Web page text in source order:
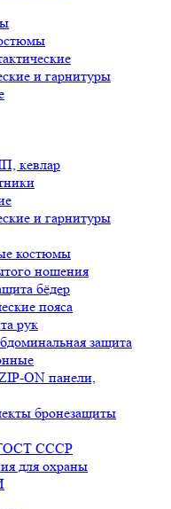
и гарнитуры
кевлар
и гарнитуры
костюмы
ношения
бёдер
пояса
рук
защита
ON панели,
бронезащиты
ГОСТ СССР
для охраны